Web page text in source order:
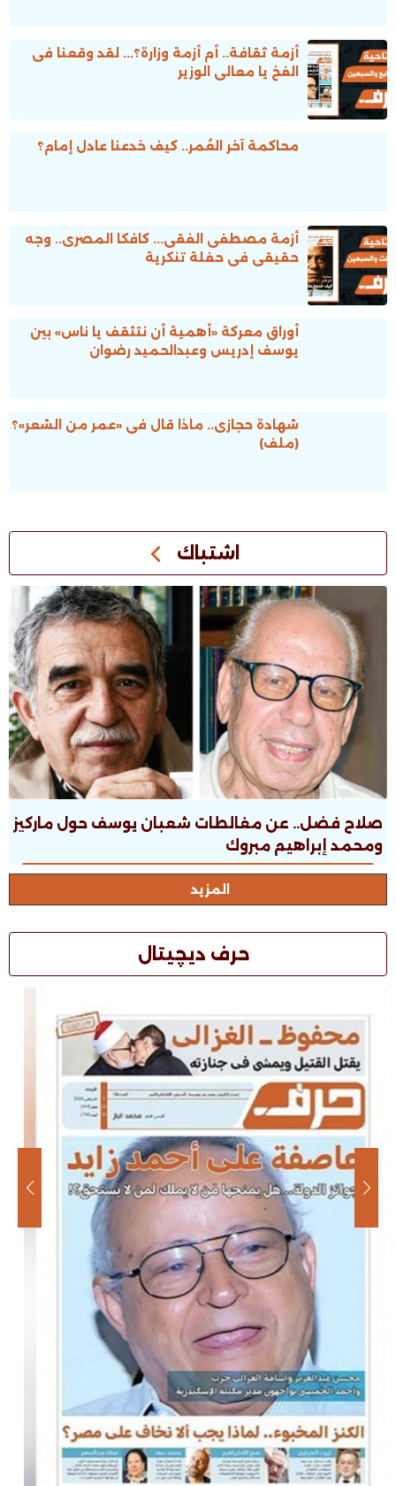
أزمة ثقافة.. أم أزمة وزارة؟... لقد وقعنا فى
الفخ يا معالى الوزير
محاكمة آخر العُمر.. كيف خدعنا عادل إمام؟
أزمة مصطفى الفقى... كافكا المصرى.. وجه
حقيقى فى حفلة تنكرية
أوراق معركة «أهمية أن نتثقف يا ناس» بين
يوسف إدريس وعبدالحميد رضوان
شهادة حجازى.. ماذا قال فى «عمر من الشعر»؟
(ملف)
اشتباك
صلاح فضل.. عن مغالطات شعبان يوسف حول ماركيز
ومحمد إبراهيم مبروك
المزيد
حرف ديچيتال